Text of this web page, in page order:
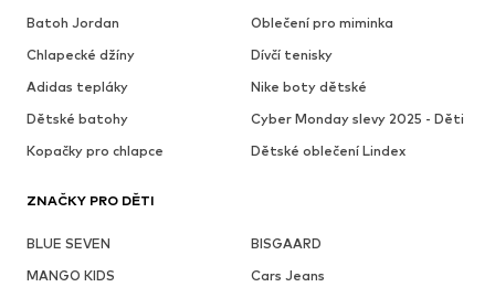
Batoh Jordan
Oblečení pro miminka
Chlapecké džíny
Dívčí tenisky
Adidas tepláky
Nike boty dětské
Dětské batohy
Cyber Monday slevy 2025 - Děti
Kopačky pro chlapce
Dětské oblečení Lindex
ZNAČKY PRO DĚTI
BLUE SEVEN
BISGAARD
MANGO KIDS
Cars Jeans